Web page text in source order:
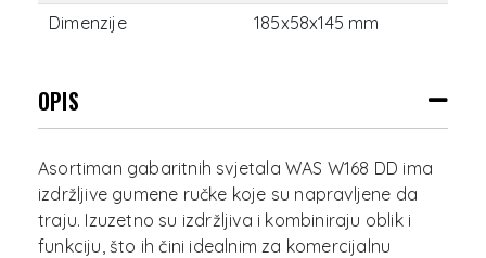
Dimenzije
185x58x145 mm
OPIS
Asortiman gabaritnih svjetala WAS W168 DD ima
izdržljive gumene ručke koje su napravljene da
traju. Izuzetno su izdržljiva i kombiniraju oblik i
funkciju, što ih čini idealnim za komercijalnu